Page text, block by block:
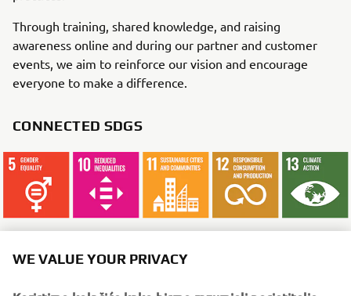
Through training, shared knowledge, and raising
awareness online and during our partner and customer
events, we aim to reinforce our vision and encourage
everyone to make a difference.
CONNECTED SDGS
WE VALUE YOUR PRIVACY